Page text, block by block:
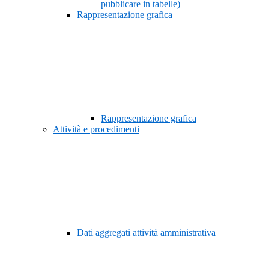
pubblicare in tabelle)
Rappresentazione grafica
Rappresentazione grafica
Attività e procedimenti
Dati aggregati attività amministrativa